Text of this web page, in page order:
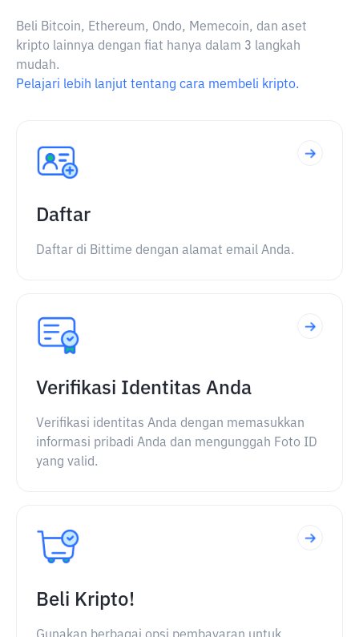
Beli Bitcoin, Ethereum, Ondo, Memecoin, dan aset
kripto lainnya dengan fiat hanya dalam 3 langkah
mudah.
Pelajari lebih lanjut tentang cara membeli kripto.
Daftar
Daftar di Bittime dengan alamat email Anda.
Verifikasi Identitas Anda
Verifikasi identitas Anda dengan memasukkan
informasi pribadi Anda dan mengunggah Foto ID
yang valid.
Beli Kripto!